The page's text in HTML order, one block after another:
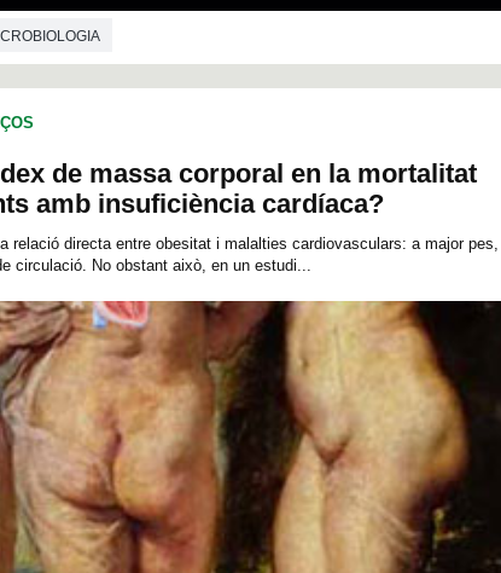
de massa corporal en la mortalitat
amb insuficiència cardíaca?
relació directa entre obesitat i malalties cardiovasculars: a major pes,
circulació. No obstant això, en un estudi...